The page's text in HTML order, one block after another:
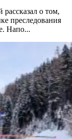
о том,
преследования
Напо...